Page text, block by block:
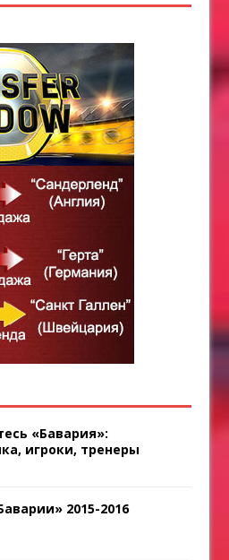
«Бавария»:
игроки, тренеры
2015-2016